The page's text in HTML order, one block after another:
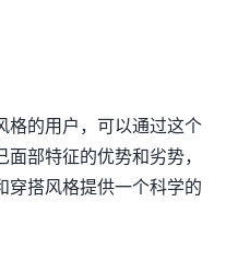
格的用户，可以通过这个
部特征的优势和劣势，
穿搭风格提供一个科学的